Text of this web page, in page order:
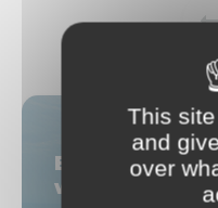
Exposition
with Giants
This
and
over